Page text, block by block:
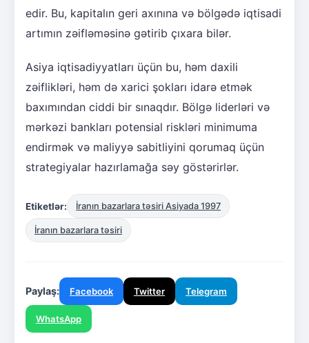
edir. Bu, kapitalın geri axınına və bölgədə iqtisadi
artımın zəifləməsinə gətirib çıxara bilər.
Asiya iqtisadiyyatları üçün bu, həm daxili
zəiflikləri, həm də xarici şokları idarə etmək
baxımından ciddi bir sınaqdır. Bölgə liderləri və
mərkəzi bankları potensial riskləri minimuma
endirmək və maliyyə sabitliyini qorumaq üçün
strategiyalar hazırlamağa səy göstərirlər.
Etiketlər: İranın bazarlara təsiri Asiyada 1997
İranın bazarlara təsiri
Paylaş: Facebook Twitter Telegram
WhatsApp